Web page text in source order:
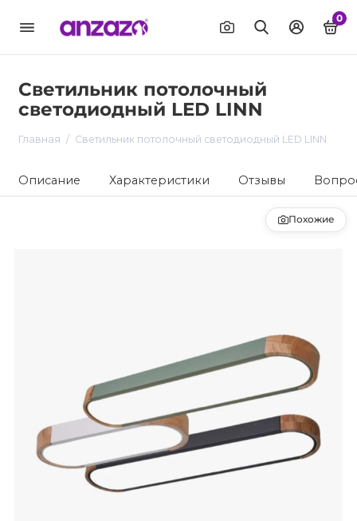
0
Светильник потолочный
светодиодный LED LINN
Главная Светильник потолочный светодиодный LED LINN
Описание Характеристики Отзывы
Похожие